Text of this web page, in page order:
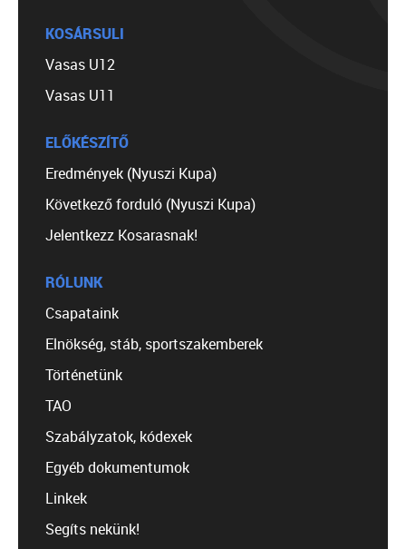
KOSÁRSULI
Vasas U12
Vasas U11
ELŐKÉSZÍTŐ
Eredmények (Nyuszi Kupa)
Következő forduló (Nyuszi Kupa)
Jelentkezz Kosarasnak!
RÓLUNK
Csapataink
Elnökség, stáb, sportszakemberek
Történetünk
TAO
Szabályzatok, kódexek
Egyéb dokumentumok
Linkek
Segíts nekünk!